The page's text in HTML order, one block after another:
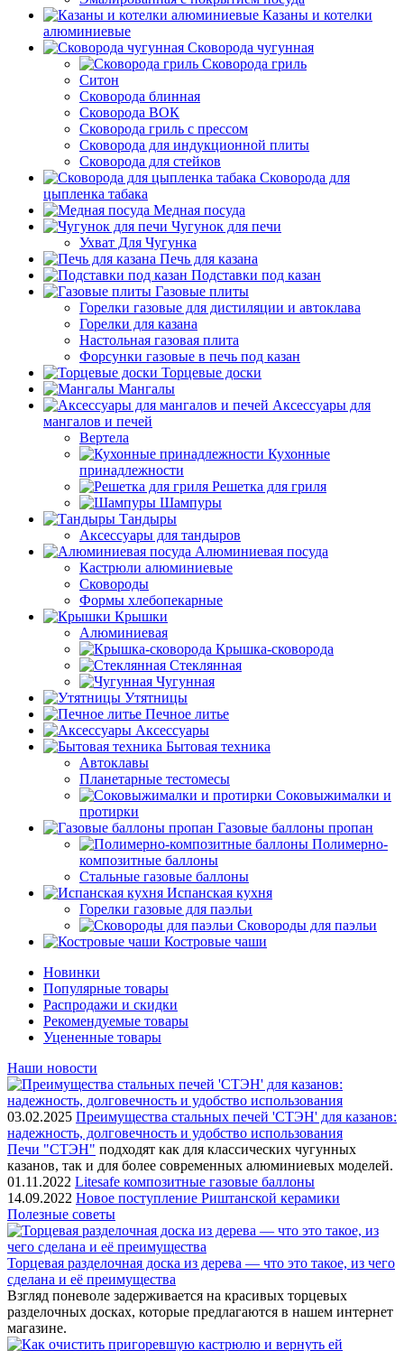
Казаны и котелки
алюминиевые
Сковорода чугунная
Сковорода гриль
Ситон
Сковорода блинная
Сковорода ВОК
Сковорода гриль с прессом
Сковорода для индукционной плиты
Сковорода для стейков
Сковорода для
цыпленка табака
Медная посуда
Чугунок для печи
Ухват Для Чугунка
Печь для казана
Подставки под казан
Газовые плиты
Горелки газовые для дистиляции и автоклава
Горелки для казана
Настольная газовая плита
Форсунки газовые в печь под казан
Торцевые доски
Мангалы
Аксессуары для
мангалов и печей
Вертела
Кухонные
принадлежности
Решетка для гриля
Шампуры
Тандыры
Аксессуары для тандыров
Алюминиевая посуда
Кастрюли алюминиевые
Сковороды
Формы хлебопекарные
Крышки
Алюминиевая
Крышка-сковорода
Стеклянная
Чугунная
Утятницы
Печное литье
Аксессуары
Бытовая техника
Автоклавы
Планетарные тестомесы
Соковыжималки и
протирки
Газовые баллоны пропан
Полимерно-
композитные баллоны
Стальные газовые баллоны
Испанская кухня
Горелки газовые для паэльи
Сковороды для паэльи
Костровые чаши
Новинки
Популярные товары
Распродажи и скидки
Рекомендуемые товары
Уцененные товары
Наши новости
03.02.2025 Преимущества стальных печей 'СТЭН' для казанов:
надежность, долговечность и удобство использования
Печи "СТЭН" подходят как для классических чугунных
казанов, так и для более современных алюминиевых моделей.
01.11.2022 Litesafe композитные газовые баллоны
14.09.2022 Новое поступление Риштанской керамики
Полезные советы
Торцевая разделочная доска из дерева — что это такое, из чего
сделана и её преимущества
Взгляд поневоле задерживается на красивых торцевых
разделочных досках, которые предлагаются в нашем интернет
магазине.